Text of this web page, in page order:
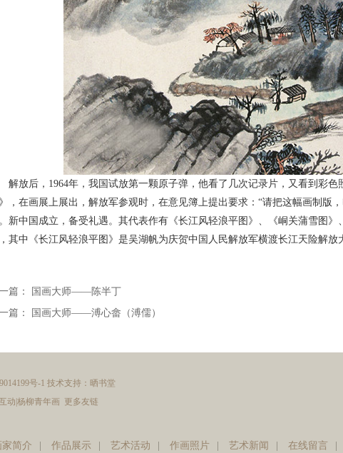
解放后，1964年，我国试放第一颗原子弹，他看了几次记录片，又看到彩
，在画展上展出，解放军参观时，在意见簿上提出要求：“请把这幅画制版
新中国成立，备受礼遇。其代表作有《长江风轻浪平图》、《峒关蒲雪图》
其中《长江风轻浪平图》是吴湖帆为庆贺中国人民解放军横渡长江天险解放
篇：
国画大师——陈半丁
篇：
国画大师——溥心畲（溥儒）
号-1 技术支持： 晒书堂
动 杨柳青年画 更多友链
家简介 作品展示 艺术活动 作画照片 艺术新闻 在线留言